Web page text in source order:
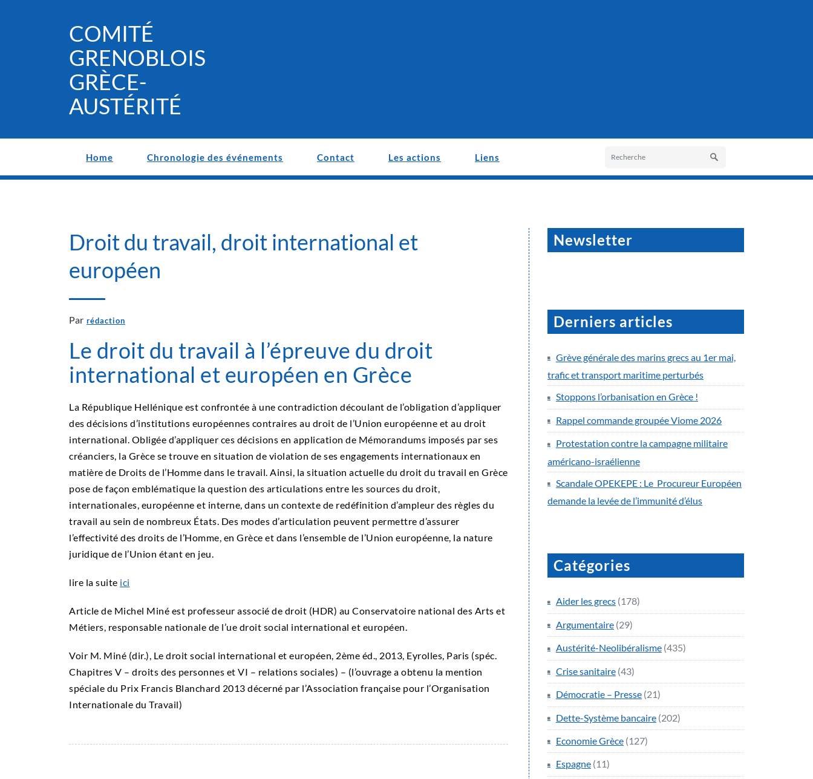
COMITÉ
GRENOBLOIS
GRÈCE-
AUSTÉRITÉ
Home Chronologie des événements Contact Les actions Liens
Droit du travail, droit international et
européen
Par rédaction
Le droit du travail à l’épreuve du droit
international et européen en Grèce
La République Hellénique est confrontée à une contradiction découlant de l’obligation d’appliquer
des décisions d’institutions européennes contraires au droit de l’Union européenne et au droit
international. Obligée d’appliquer ces décisions en application de Mémorandums imposés par ses
créanciers, la Grèce se trouve en situation de violation de ses engagements internationaux en
matière de Droits de l’Homme dans le travail. Ainsi, la situation actuelle du droit du travail en Grèce
pose de façon emblématique la question des articulations entre les sources du droit,
internationales, européenne et interne, dans un contexte de redéfinition d’ampleur des règles du
travail au sein de nombreux États. Des modes d’articulation peuvent permettre d’assurer
l’effectivité des droits de l’Homme, en Grèce et dans l’ensemble de l’Union européenne, la nature
juridique de l’Union étant en jeu.
lire la suite ici
Article de Michel Miné est professeur associé de droit (HDR) au Conservatoire national des Arts et
Métiers, responsable nationale de l’ue droit social international et européen.
Voir M. Miné (dir.), Le droit social international et européen, 2ème éd., 2013, Eyrolles, Paris (spéc.
Chapitres V – droits des personnes et VI – relations sociales) – (l’ouvrage a obtenu la mention
spéciale du Prix Francis Blanchard 2013 décerné par l’Association française pour l’Organisation
Internationale du Travail)
Newsletter
Derniers articles
Grève générale des marins grecs au 1er mai,
trafic et transport maritime perturbés
Stoppons l’orbanisation en Grèce !
Rappel commande groupée Viome 2026
Protestation contre la campagne militaire
américano-israélienne
Scandale OPEKEPE : Le Procureur Européen
demande la levée de l’immunité d’élus
Catégories
Aider les grecs (178)
Argumentaire (29)
Austérité-Neolibéralisme (435)
Crise sanitaire (43)
Démocratie – Presse (21)
Dette-Système bancaire (202)
Economie Grèce (127)
Espagne (11)